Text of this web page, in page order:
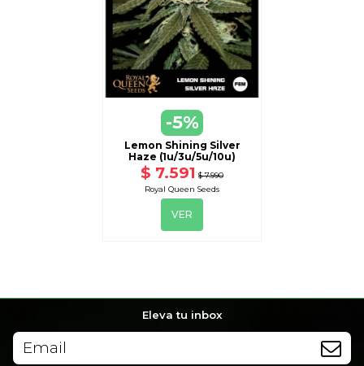
-5%
VER
DISPONIBLE CON OTRAS OPCIONES
Lemon Shining Silver
Haze (1u/3u/5u/10u)
$ 7.591 $ 7.990
Royal Queen Seeds
VER
Eleva tu inbox